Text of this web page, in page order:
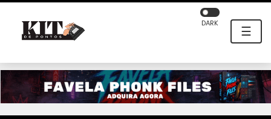
☰
DARK